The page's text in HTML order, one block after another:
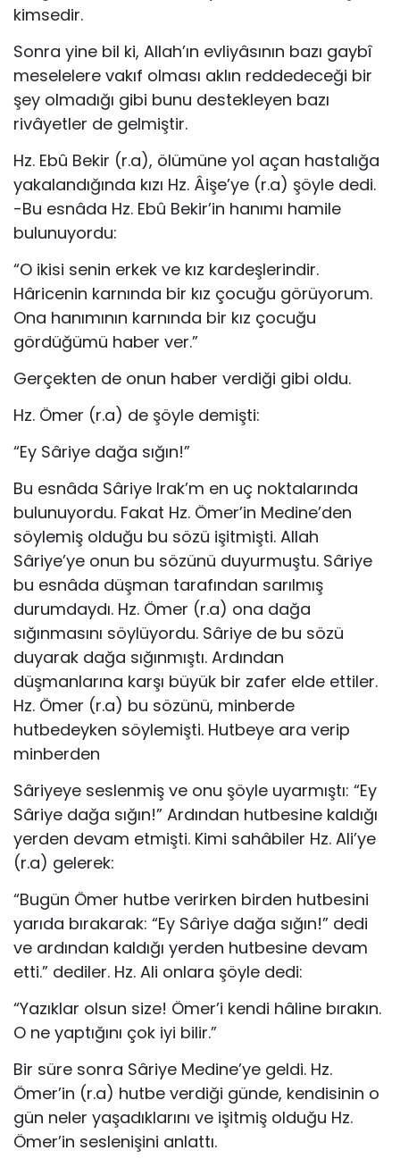
kimsedir.
Sonra yine bil ki, Allah’ın evliyâsının bazı gaybî
mesele­lere vakıf olması aklın reddedeceği bir
şey olmadığı gibi bunu destekleyen bazı
rivâyetler de gelmiştir.
Hz. Ebû Bekir (r.a), ölümüne yol açan hastalığa
yakalan­dığında kızı Hz. Âişe’ye (r.a) şöyle dedi.
-Bu esnâda Hz. Ebû Bekir’in hanımı hamile
bulunuyordu:
“O ikisi senin erkek ve kız kardeşlerindir.
Hâricenin kar­nında bir kız çocuğu görüyorum.
Ona hanımının karnında bir kız çocuğu
gördüğümü haber ver.”
Gerçekten de onun haber verdiği gibi oldu.
Hz. Ömer (r.a) de şöyle demişti:
“Ey Sâriye dağa sığın!”
Bu esnâda Sâriye Irak’m en uç noktalarında
bulunuyor­du. Fakat Hz. Ömer’in Medine’den
söylemiş olduğu bu sözü işitmişti. Allah
Sâriye’ye onun bu sözünü duyurmuştu. Sâriye
bu esnâda düşman tarafından sarılmış
durumdaydı. Hz. Ömer (r.a) ona dağa
sığınmasını söylüyordu. Sâriye de bu sözü
duyarak dağa sığınmıştı. Ardından
düşmanlarına karşı büyük bir zafer elde ettiler.
Hz. Ömer (r.a) bu sözünü, min­berde
hutbedeyken söylemişti. Hutbeye ara verip
minberden
Sâriyeye seslenmiş ve onu şöyle uyarmıştı: “Ey
Sâriye dağa sığın!” Ardından hutbesine kaldığı
yerden devam etmişti. Kimi sahâbiler Hz. Ali’ye
(r.a) gelerek:
“Bugün Ömer hutbe verirken birden hutbesini
yarıda bı­rakarak: “Ey Sâriye dağa sığın!” dedi
ve ardından kaldığı yer­den hutbesine devam
etti.” dediler. Hz. Ali onlara şöyle dedi:
“Yazıklar olsun size! Ömer’i kendi hâline bırakın.
O ne yaptığını çok iyi bilir.”
Bir süre sonra Sâriye Medine’ye geldi. Hz.
Ömer’in (r.a) hutbe verdiği günde, kendisinin o
gün neler yaşadıklarını ve işitmiş olduğu Hz.
Ömer’in seslenişini anlattı.